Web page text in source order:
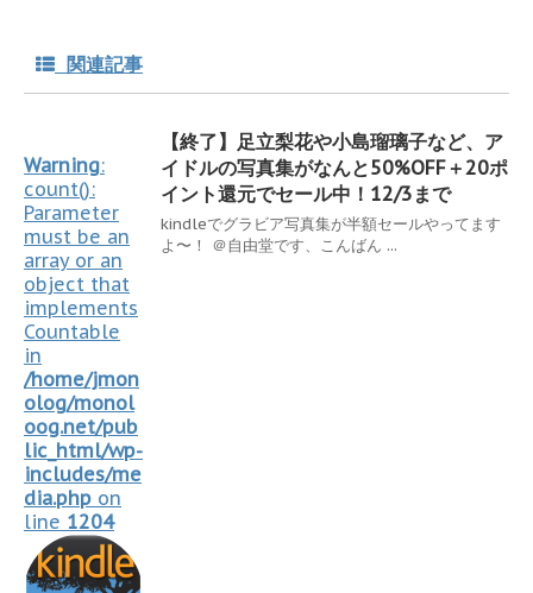
関連記事
Warning:
count():
Parameter
must be an
array or an
object that
implements
Countable
in
/home/jmon
olog/monol
oog.net/pub
lic_html/wp-
includes/me
dia.php on
line 1204
【終了】足立梨花や小島瑠璃子など、ア
イドルの写真集がなんと50%OFF＋20ポ
イント還元でセール中！12/3まで
kindleでグラビア写真集が半額セールやってます
よ〜！ ＠自由堂です、こんばん ...